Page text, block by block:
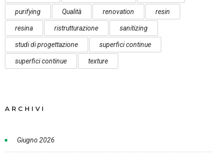
purifying Qualità renovation resin
resina ristrutturazione sanitizing
studi di progettazione superfici continue
superfici continue texture
ARCHIVI
Giugno 2026